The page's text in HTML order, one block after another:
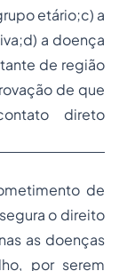
etário;c) a
a doença
de região
de que
direto
de
o direito
as doenças
por serem